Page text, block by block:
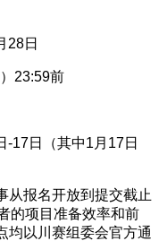
28日
23:59前
-17日（其中1月17日
从报名开放到提交截止
的项目准备效率和前
均以川赛组委会官方通